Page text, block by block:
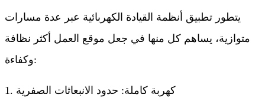
يتطور تطبيق أنظمة القيادة الكهربائية عبر عدة مسارات
متوازية، يساهم كل منها في جعل موقع العمل أكثر نظافة
وكفاءة:
1. كهربة كاملة: حدود الانبعاثات الصفرية